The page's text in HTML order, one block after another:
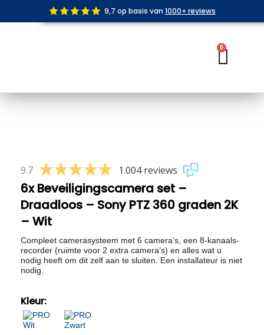
de
9,7 op basis van 1000+ reviews
0
9.7 1.004 reviews
6x Beveiligingscamera set –
Draadloos – Sony PTZ 360 graden 2K
– Wit
Compleet camerasysteem met 6 camera’s, een 8-kanaals-
recorder (ruimte voor 2 extra camera’s) en alles wat u
nodig heeft om dit zelf aan te sluiten. Een installateur is niet
nodig.
Kleur: